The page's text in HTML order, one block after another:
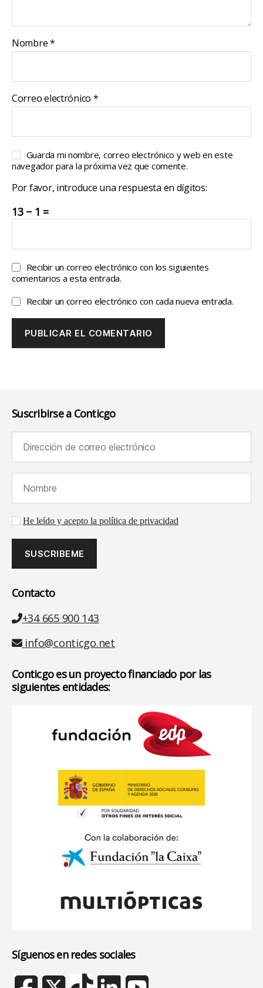
Nombre*
Correo electrónico *
Guarda mi nombre, correo electrónico y web en este
navegador para la próxima vez que comente.
Por favor, introduce una respuesta en dígitos:
13 − 1 =
Recibir un correo electrónico con los siguientes
comentarios a esta entrada.
Recibir un correo electrónico con cada nueva entrada.
Suscribirse a Conticgo
Aceptación de la política de privacidad
He leído y acepto la política de privacidad
Contacto
Teléfono
+34 665 900 143
Email
info@conticgo.net
Conticgo es un proyecto financiado por las
siguientes entidades:
Síguenos en redes sociales